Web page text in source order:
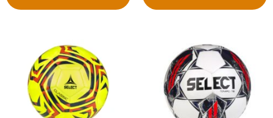
product
multiple
variants.